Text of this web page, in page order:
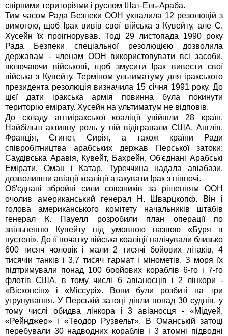
спірними територіями і руслом Шат-Ель-Араба.
Тим часом Рада Безпеки ООН ухвалила 12 резолюцій з
вимогою, щоб Ірак вивів свої війська з Кувейту, але С.
Хусейн їх проігнорував. Тоді 29 листопада 1990 року
Рада Безпеки спеціальної резолюцією дозволила
державам - членам ООН використовувати всі засоби,
включаючи військові, щоб змусити Ірак вивести свої
війська з Кувейту. Терміном ультиматуму для іракського
президента резолюція визначила 15 січня 1991 року. До
цієї дати іракська армія повинна була покинути
територію емірату. Хусейн на ультиматум не відповів.
До складу антиіракської коаліції увійшли 28 країн.
Найбільш активну роль у ній відігравали США, Англія,
Франція, Єгипет, Сирія, а також країни Ради
співробітництва арабських держав Перської затоки:
Саудівська Аравія, Кувейт, Бахрейн, Об'єднані Арабські
Емірати, Оман і Катар. Туреччина надала авіабази,
дозволивши авіації коаліції атакувати Ірак з півночі.
Об'єднані збройні сили союзників за рішенням ООН
очолив американський генерал Н. Шварцкопф. Він і
голова американського комітету начальників штабів
генерал К. Пауелл розробили план операції по
звільненню Кувейту під умовною назвою «Буря в
пустелі». До її початку війська коаліції налічували близько
600 тисяч чоловік і мали 2 тисячі бойових літаків, 4
тисячіи танків і 3,7 тисяч гармат і мінометів. З моря їх
підтримували понад 100 боойових кораблів 6-го і 7-го
флотів США, в тому числі 6 авіаносців і 2 лінкори -
«Вісконсін» і «Міссурі». Вони були розбиті на три
угрупування. У Перській затоці діяли понад 30 суднів, у
тому числі обидва лінкора і 3 авіаносця - «Мідуей,
«Рейнджер» і «Теодор Рузвельт». В Оманській затоці
перебували 30 надводних кораблів і 3 атомні підводні